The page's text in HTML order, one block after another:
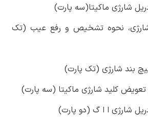
شارژی ماکیتا(سه پارت)
نحوه تشخیص و رفع عیب (تک
بند شارژی (تک پارت)
کلید شارژی ماکیتا (سه پارت)
شارژی ا ا گ (دو پارت)